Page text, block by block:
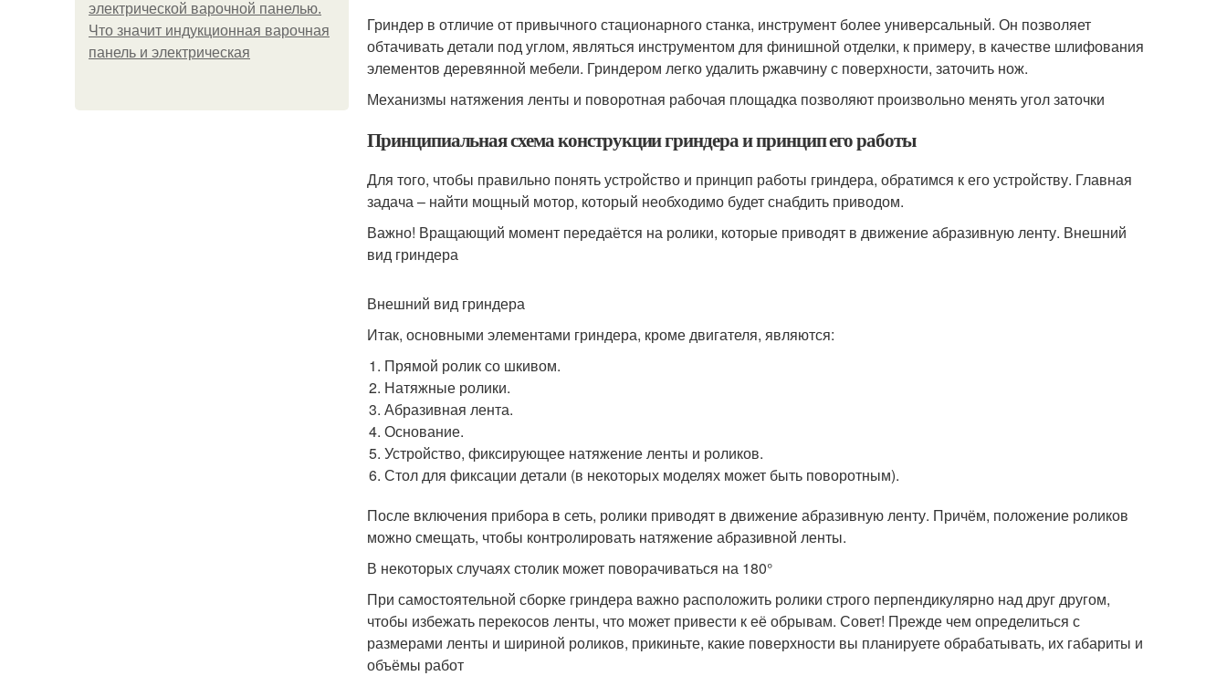
электрической варочной панелью.
Что значит индукционная варочная
панель и электрическая
Гриндер в отличие от привычного стационарного станка, инструмент более универсальный. Он позволяет
обтачивать детали под углом, являться инструментом для финишной отделки, к примеру, в качестве шлифования
элементов деревянной мебели. Гриндером легко удалить ржавчину с поверхности, заточить нож.
Механизмы натяжения ленты и поворотная рабочая площадка позволяют произвольно менять угол заточки
Принципиальная схема конструкции гриндера и принцип его работы
Для того, чтобы правильно понять устройство и принцип работы гриндера, обратимся к его устройству. Главная
задача – найти мощный мотор, который необходимо будет снабдить приводом.
Важно! Вращающий момент передаётся на ролики, которые приводят в движение абразивную ленту. Внешний
вид гриндера
Внешний вид гриндера
Итак, основными элементами гриндера, кроме двигателя, являются:
Прямой ролик со шкивом.
Натяжные ролики.
Абразивная лента.
Основание.
Устройство, фиксирующее натяжение ленты и роликов.
Стол для фиксации детали (в некоторых моделях может быть поворотным).
После включения прибора в сеть, ролики приводят в движение абразивную ленту. Причём, положение роликов
можно смещать, чтобы контролировать натяжение абразивной ленты.
В некоторых случаях столик может поворачиваться на 180°
При самостоятельной сборке гриндера важно расположить ролики строго перпендикулярно над друг другом,
чтобы избежать перекосов ленты, что может привести к её обрывам. Совет! Прежде чем определиться с
размерами ленты и шириной роликов, прикиньте, какие поверхности вы планируете обрабатывать, их габариты и
объёмы работ